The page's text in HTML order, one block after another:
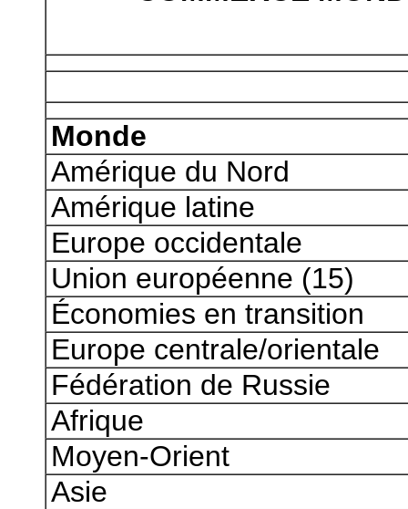
Monde
Amérique du Nord
Amérique latine
Europe occidentale
Union européenne (15)
Économies en transition
Europe centrale/orientale
Fédération de Russie
Afrique
Moyen-Orient
Asie